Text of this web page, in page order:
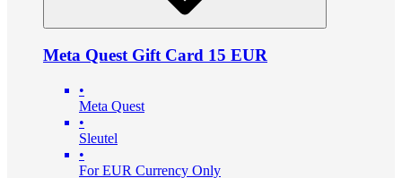
Meta Quest Gift Card 15 EUR
•
Meta Quest
•
Sleutel
•
For EUR Currency Only